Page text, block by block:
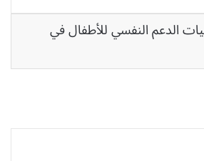
الدعم النفسي للأطفال في